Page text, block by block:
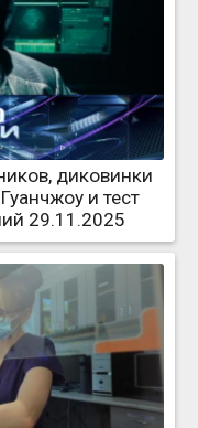
диковинки
и тест
29.11.2025